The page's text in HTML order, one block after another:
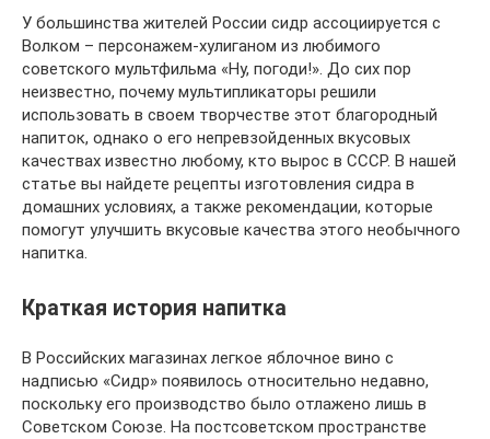
У большинства жителей России сидр ассоциируется с
Волком – персонажем-хулиганом из любимого
советского мультфильма «Ну, погоди!». До сих пор
неизвестно, почему мультипликаторы решили
использовать в своем творчестве этот благородный
напиток, однако о его непревзойденных вкусовых
качествах известно любому, кто вырос в СССР. В нашей
статье вы найдете рецепты изготовления сидра в
домашних условиях, а также рекомендации, которые
помогут улучшить вкусовые качества этого необычного
напитка.
Краткая история напитка
В Российских магазинах легкое яблочное вино с
надписью «Сидр» появилось относительно недавно,
поскольку его производство было отлажено лишь в
Советском Союзе. На постсоветском пространстве